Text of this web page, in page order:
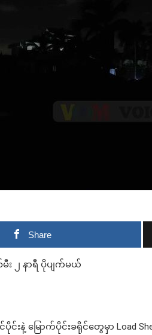
Share
၂ နာရီ ပိုပျက်မယ်
င်ပိုင်းနဲ့ မြောက်ပိုင်းခရိုင်တွေမှာ